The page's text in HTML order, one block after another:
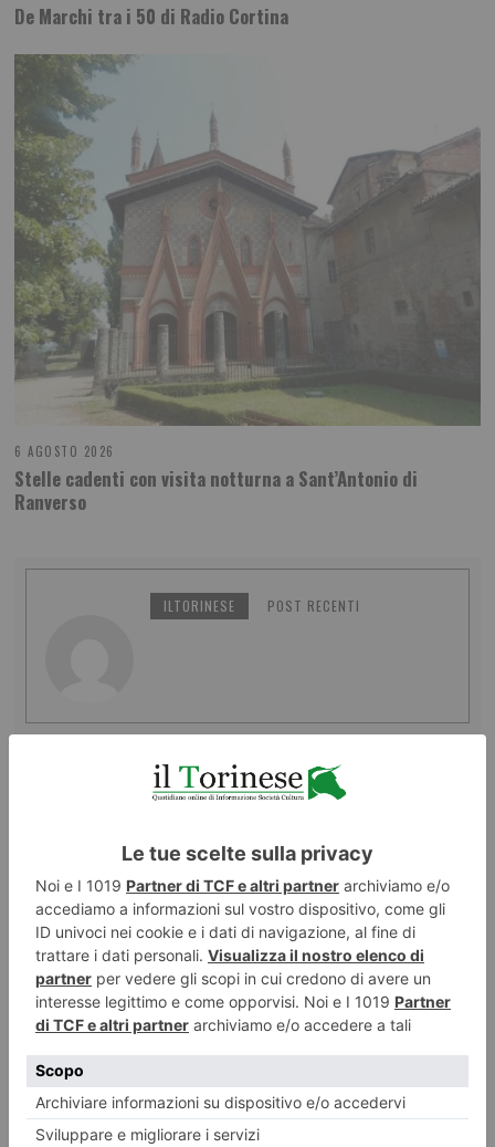
De Marchi tra i 50 di Radio Cortina
6 AGOSTO 2026
Stelle cadenti con visita notturna a Sant’Antonio di
Ranverso
ILTORINESE POST RECENTI
LASCIA UN COMMENTO